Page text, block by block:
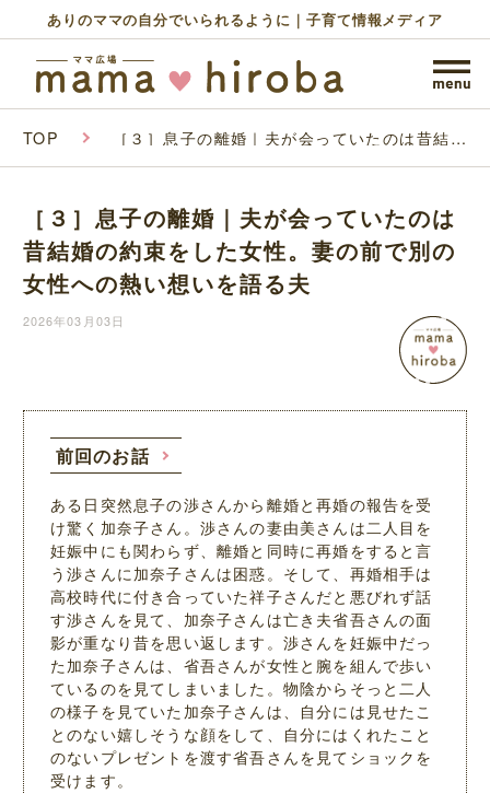
ありのママの自分でいられるように｜子育て情報メディア
TOP ［３］息子の離婚｜夫が会っていたのは昔結婚
想いを語る夫
［３］息子の離婚｜夫が会っていたのは
昔結婚の約束をした女性。妻の前で別の
女性への熱い想いを語る夫
2026年03月03日
前回のお話
ある日突然息子の渉さんから離婚と再婚の報告を受
け驚く加奈子さん。渉さんの妻由美さんは二人目を
妊娠中にも関わらず、離婚と同時に再婚をすると言
う渉さんに加奈子さんは困惑。そして、再婚相手は
高校時代に付き合っていた祥子さんだと悪びれず話
す渉さんを見て、加奈子さんは亡き夫省吾さんの面
影が重なり昔を思い返します。渉さんを妊娠中だっ
た加奈子さんは、省吾さんが女性と腕を組んで歩い
ているのを見てしまいました。物陰からそっと二人
の様子を見ていた加奈子さんは、自分には見せたこ
とのない嬉しそうな顔をして、自分にはくれたこと
のないプレゼントを渡す省吾さんを見てショックを
受けます。